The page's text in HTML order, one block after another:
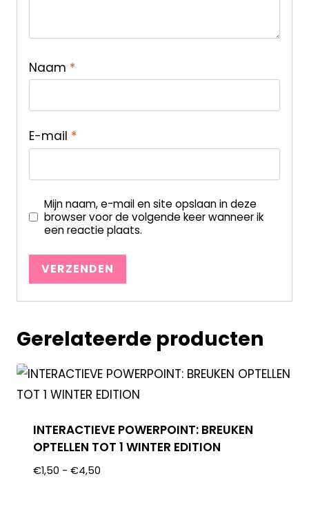
Naam *
E-mail *
Mijn naam, e-mail en site opslaan in deze
browser voor de volgende keer wanneer ik
een reactie plaats.
Gerelateerde producten
INTERACTIEVE POWERPOINT: BREUKEN
OPTELLEN TOT 1 WINTER EDITION
€1,50 - €4,50